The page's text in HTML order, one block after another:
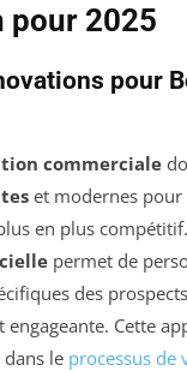
pour 2025
pour
commerciale
et modernes
en plus
permet de
des
Cette
le processus de